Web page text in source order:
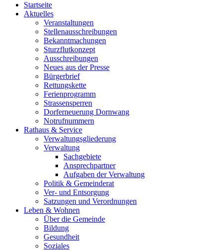
Startseite
Aktuelles
Veranstaltungen
Stellenausschreibungen
Bekanntmachungen
Sturzflutkonzept
Ausschreibungen
Neues aus der Presse
Bürgerbrief
Rettungskette
Ferienprogramm
Strassensperren
Dorferneuerung Dornwang
Notrufnummern
Rathaus & Service
Verwaltungsgliederung
Verwaltung
Sachgebiete
Ansprechpartner
Aufgaben der Verwaltung
Politik & Gemeinderat
Ver- und Entsorgung
Satzungen und Verordnungen
Leben & Wohnen
Über die Gemeinde
Bildung
Gesundheit
Soziales